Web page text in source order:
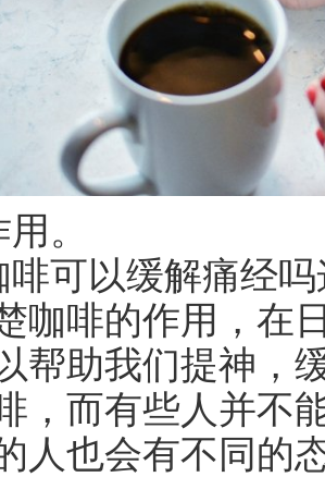
。
啡可以缓解痛经
咖啡的作用，在
帮助我们提神，
，而有些人并不
人也会有不同的